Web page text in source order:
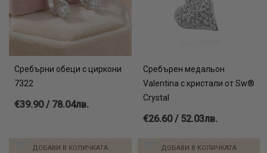
Сребърни обеци с циркони
7322
€39.90 / 78.04лв.
ДОБАВИ В КОЛИЧКАТА
Сребърен медальон
Valentina с кристали от Sw®
Crystal
€26.60 / 52.03лв.
ДОБАВИ В КОЛИЧКАТА